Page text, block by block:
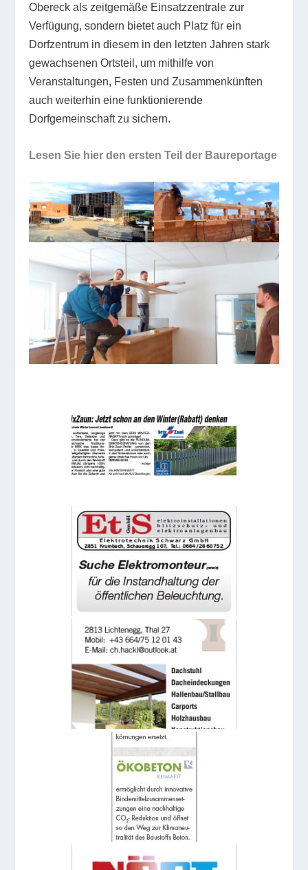
Obereck als zeitgemäße Einsatzzentrale zur
Verfügung, sondern bietet auch Platz für ein
Dorfzentrum in diesem in den letzten Jahren stark
gewachsenen Ortsteil, um mithilfe von
Veranstaltungen, Festen und Zusammenkünften
auch weiterhin eine funktionierende
Dorfgemeinschaft zu sichern.
Lesen Sie hier den ersten Teil der Baureportage